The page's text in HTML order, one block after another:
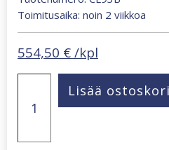
Toimitusaika: noin 2 viikkoa
554,50 € /kpl
Lisää